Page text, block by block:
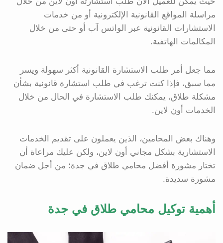
مراسلة المواقع القانونية الإلكترونية أو من خدمات
الاستشارات القانونية عبر الواتس آب أو حتى من خلال
المكالمات الهاتفية.
مما جعل أمر طلب الاستشارة القانونية أكثر سهولة ويسر
مما سبق، فإذا كنت ترغب في طلب استشارة قانونية بشأن
مشكلة طلاق، يمكنك طلب الاستشارة في الحال من خلال
الخدمات أون لاين.
وهناك بعض المحامين، الذين يعملون على تقديم الخدمات
الاستشارية بشكل مجاني أون لاين، ولكن عليك مراعاة أن
تختار مشورة أفضل محامي طلاق في جدة؛ من أجل ضمان
مشورة سديدة.
أهمية توكيل محامي طلاق في جدة